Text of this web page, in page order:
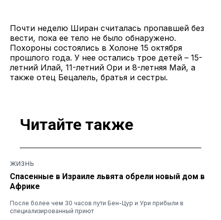
Почти неделю Ширан считалась пропавшей без
вести, пока ее тело не было обнаружено.
Похороны состоялись в Холоне 15 октября
прошлого года. У нее остались трое детей – 15-
летний Илай, 11-летний Ори и 8-летняя Май, а
также отец Бецалель, братья и сестры.
Читайте также
ЖИЗНЬ
Спасенные в Израиле львята обрели новый дом в
Африке
После более чем 30 часов пути Бен-Цур и Ури прибыли в
специализированный приют